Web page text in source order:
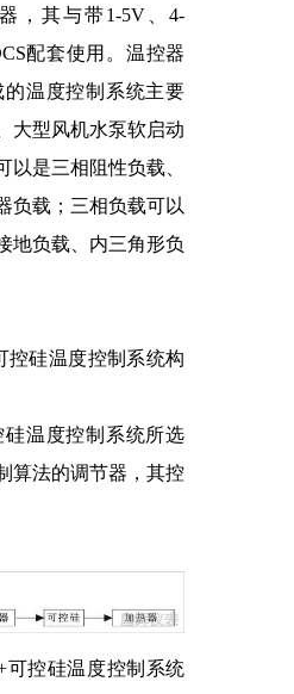
，其与带1-5V、4-
配套使用。温控器
温度控制系统主要
大型风机水泵软启动
是三相阻性负载、
负载；三相负载可以
地负载、内三角形负
控硅温度控制系统构
温度控制系统所选
算法的调节器，其控
可控硅温度控制系统